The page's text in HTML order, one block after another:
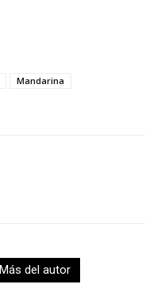
Mandarina
Más del autor